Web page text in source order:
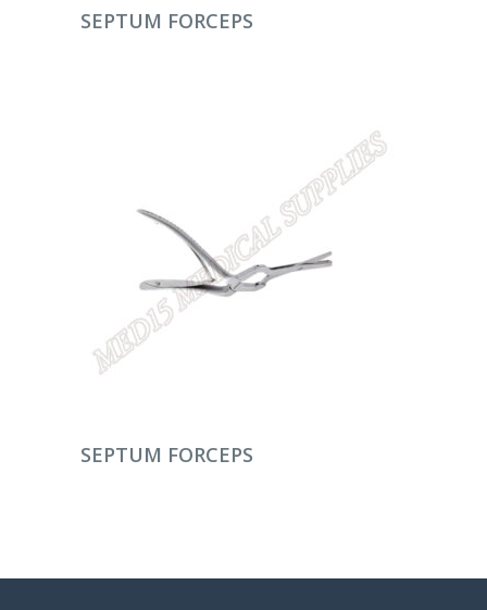
DEVAMINI OKU
SEPTUM FORCEPS
DEVAMINI OKU
SEPTUM FORCEPS